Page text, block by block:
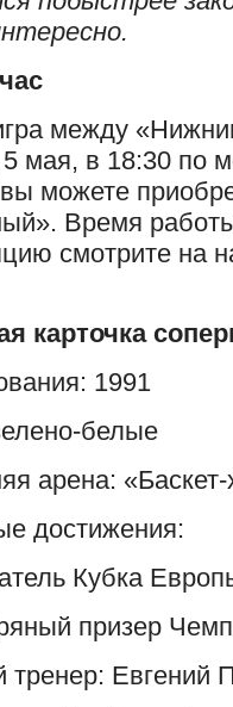
между
5 мая, в 18:30 по
можете
Время
смотрите на
карточка
1991
белые
арена:
достижения:
Кубка
призер
тренер: Евгений